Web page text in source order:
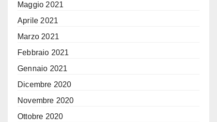
Maggio 2021
Aprile 2021
Marzo 2021
Febbraio 2021
Gennaio 2021
Dicembre 2020
Novembre 2020
Ottobre 2020